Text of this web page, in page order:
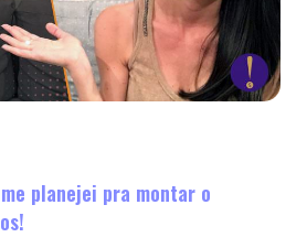
me planejei pra montar o